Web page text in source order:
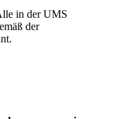
in der UMS
der